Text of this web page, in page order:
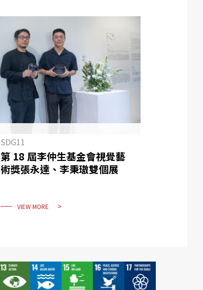
SDG11
第 18 屆李仲生基金會視覺藝
術獎張永達、李秉璈雙個展
VIEW MORE